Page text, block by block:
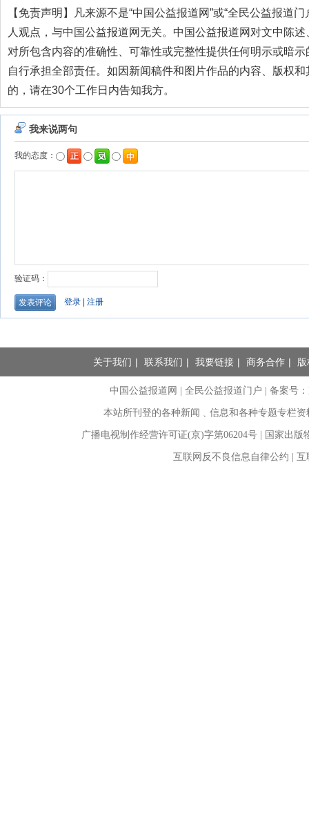
【免责声明】凡来源不是“中国公益报道网”或“全民公益报道
人观点，与中国公益报道网无关。中国公益报道网对文中陈
对所包含内容的准确性、可靠性或完整性提供任何明示或暗
自行承担全部责任。如因新闻稿件和图片作品的内容、版权
的，请在30个工作日内告知我方。
关于我们 | 联系我们 | 我要链接 | 商务合作 |
中国公益报道网 | 全民公益报道门户 |备案号
本站所刊登的各种新闻﹑信息和各种专题专栏
广播电视制作经营许可证(京)字第06204号 | 国家出
互联网反不良信息自律公约 |